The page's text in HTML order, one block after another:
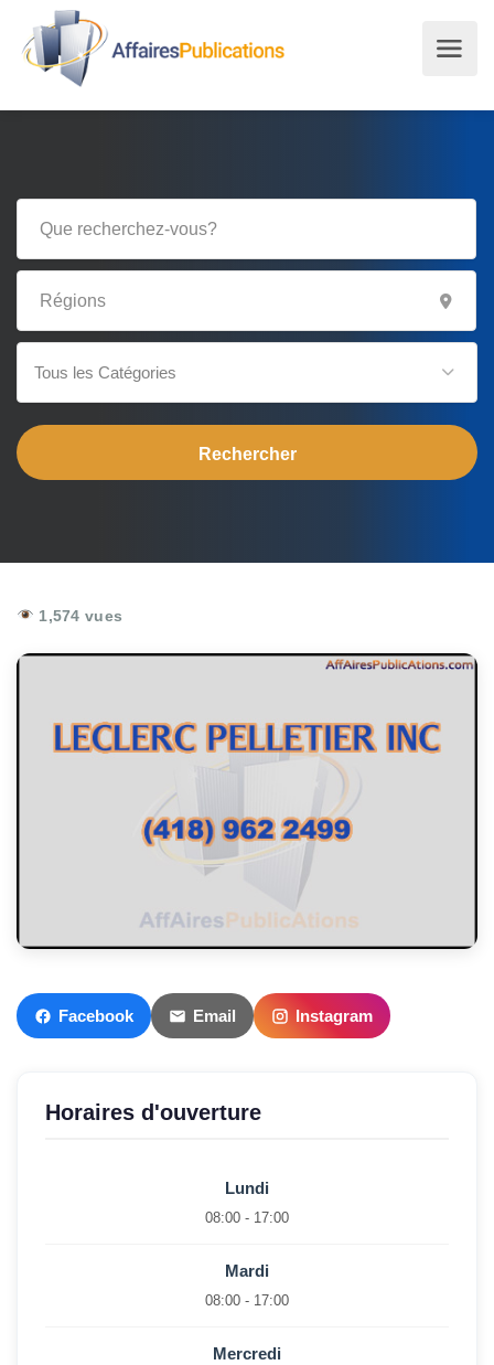
Tous les Catégories
1,574 vues
Facebook Email Instagram
Horaires d'ouverture
Lundi
08:00 - 17:00
Mardi
08:00 - 17:00
Mercredi